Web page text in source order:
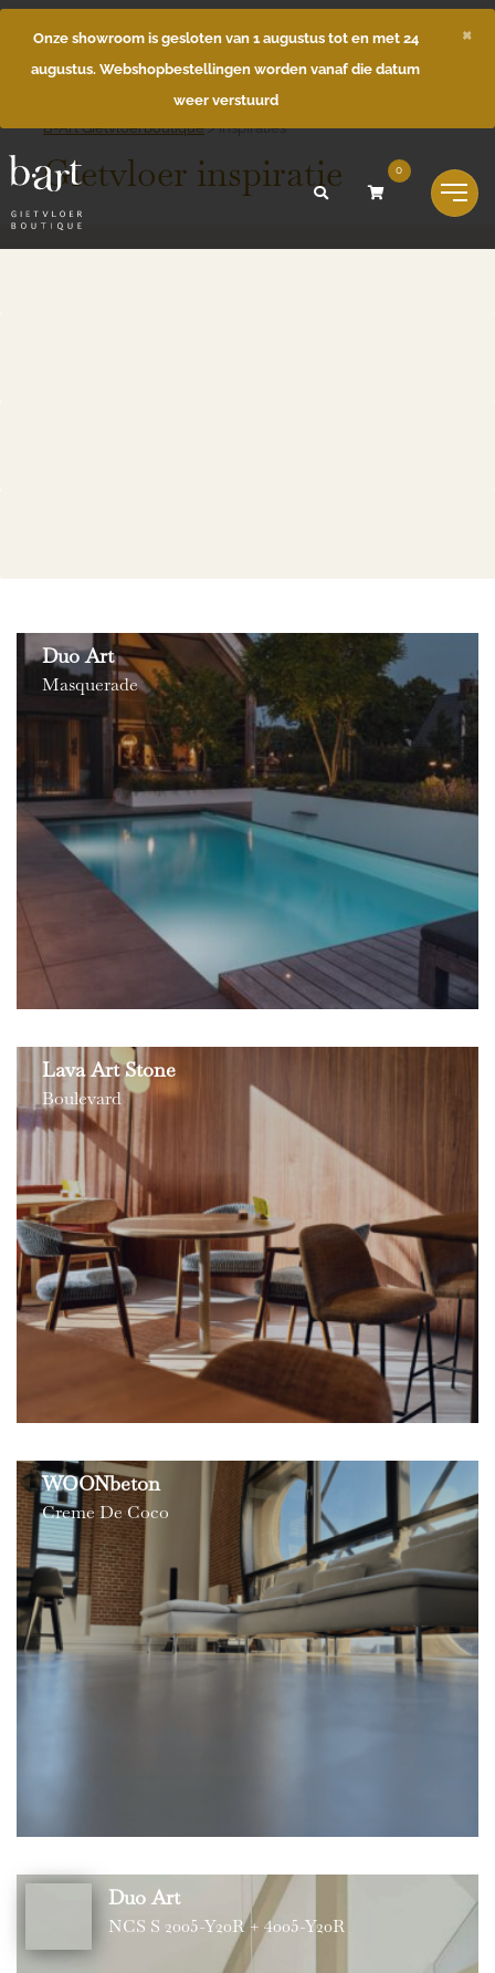
Onze showroom is gesloten van 1 augustus tot en met 24
augustus. Webshopbestellingen worden vanaf die datum
weer verstuurd
×
0
B-Art Gietvloerboutique>Inspiraties
Gietvloer inspiratie
Duo Art
Masquerade
Lava Art Stone
Boulevard
WOONbeton
Creme De Coco
Duo Art
NCS S 2005-Y20R + 4005-Y20R